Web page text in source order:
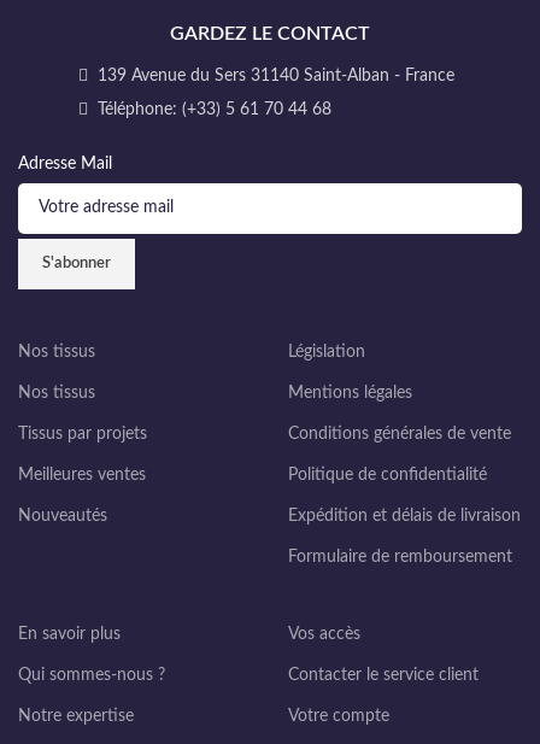
GARDEZ LE CONTACT
139 Avenue du Sers 31140 Saint-Alban - France
Téléphone: (+33) 5 61 70 44 68
Adresse Mail
Nos tissus
Nos tissus
Tissus par projets
Meilleures ventes
Nouveautés
Législation
Mentions légales
Conditions générales de vente
Politique de confidentialité
Expédition et délais de livraison
Formulaire de remboursement
En savoir plus
Qui sommes-nous ?
Notre expertise
Vos accès
Contacter le service client
Votre compte